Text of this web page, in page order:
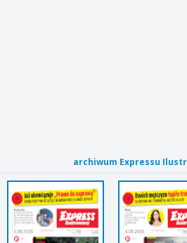
archiwum Expressu